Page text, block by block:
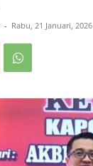
- Rabu, 21 Januari, 2026